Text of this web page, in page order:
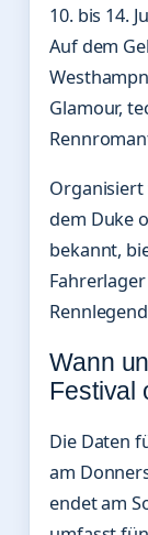
10. bis 14.
Auf dem
Glamour,
Organisiert
dem Duke
bekannt,
Wann
Festival
Die Daten
am
endet am